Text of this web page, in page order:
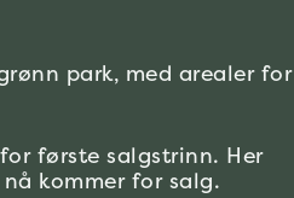
park, med arealer for
første salgstrinn. Her
kommer for salg.